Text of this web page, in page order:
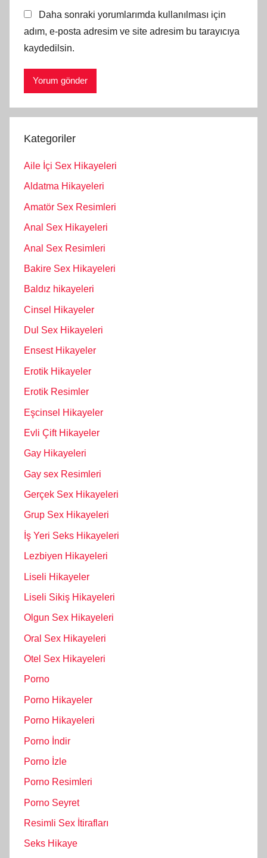
Daha sonraki yorumlarımda kullanılması için
adım, e-posta adresim ve site adresim bu tarayıcıya
kaydedilsin.
Kategoriler
Aile İçi Sex Hikayeleri
Aldatma Hikayeleri
Amatör Sex Resimleri
Anal Sex Hikayeleri
Anal Sex Resimleri
Bakire Sex Hikayeleri
Baldız hikayeleri
Cinsel Hikayeler
Dul Sex Hikayeleri
Ensest Hikayeler
Erotik Hikayeler
Erotik Resimler
Eşcinsel Hikayeler
Evli Çift Hikayeler
Gay Hikayeleri
Gay sex Resimleri
Gerçek Sex Hikayeleri
Grup Sex Hikayeleri
İş Yeri Seks Hikayeleri
Lezbiyen Hikayeleri
Liseli Hikayeler
Liseli Sikiş Hikayeleri
Olgun Sex Hikayeleri
Oral Sex Hikayeleri
Otel Sex Hikayeleri
Porno
Porno Hikayeler
Porno Hikayeleri
Porno İndir
Porno İzle
Porno Resimleri
Porno Seyret
Resimli Sex İtirafları
Seks Hikaye